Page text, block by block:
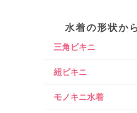
水着の形状か
三角ビキニ
紐ビキニ
モノキニ水着